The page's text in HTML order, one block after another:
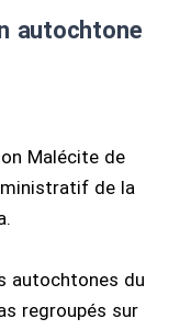
autochtone
Malécite de
de la
autochtones du
regroupés sur